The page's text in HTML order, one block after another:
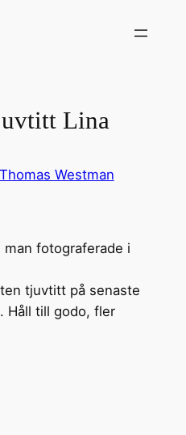
Lina
Westman
fotograferade i
tjuvtitt på senaste
Håll till godo, fler